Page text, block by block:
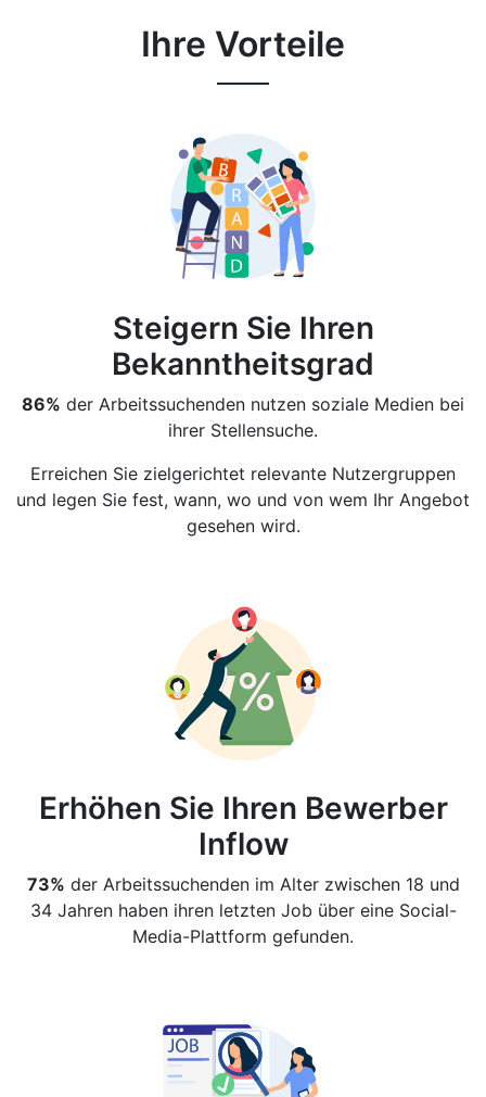
Ihre Vorteile
Steigern Sie Ihren
Bekanntheitsgrad
86% der Arbeitssuchenden nutzen soziale Medien bei
ihrer Stellensuche.
Erreichen Sie zielgerichtet relevante Nutzergruppen
und legen Sie fest, wann, wo und von wem Ihr Angebot
gesehen wird.
Erhöhen Sie Ihren Bewerber
Inflow
73% der Arbeitssuchenden im Alter zwischen 18 und
34 Jahren haben ihren letzten Job über eine Social-
Media-Plattform gefunden.